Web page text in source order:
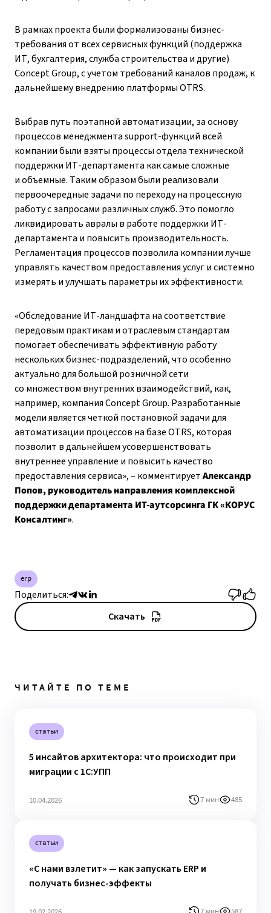
В рамках проекта были формализованы бизнес-
требования от всех сервисных функций (поддержка
ИТ, бухгалтерия, служба строительства и другие)
Concept Group, с учетом требований каналов продаж, к
дальнейшему внедрению платформы OTRS.
Выбрав путь поэтапной автоматизации, за основу
процессов менеджмента support-функций всей
компании были взяты процессы отдела технической
поддержки ИТ-департамента как самые сложные
и объемные. Таким образом были реализовали
первоочередные задачи по переходу на процессную
работу с запросами различных служб. Это помогло
ликвидировать авралы в работе поддержки ИТ-
департамента и повысить производительность.
Регламентация процессов позволила компании лучше
управлять качеством предоставления услуг и системно
измерять и улучшать параметры их эффективности.
«Обследование ИТ-ландшафта на соответствие
передовым практикам и отраслевым стандартам
помогает обеспечивать эффективную работу
нескольких бизнес-подразделений, что особенно
актуально для большой розничной сети
со множеством внутренних взаимодействий, как,
например, компания Concept Group. Разработанные
модели является четкой постановкой задачи для
автоматизации процессов на базе OTRS, которая
позволит в дальнейшем усовершенствовать
внутреннее управление и повысить качество
предоставления сервиса», – комментируетАлександр
Попов, руководитель направления комплексной
поддержки департамента ИТ-аутсорсинга ГК «КОРУС
Консалтинг».
erp
Поделиться:
Скачать
ЧИТАЙТЕ ПО ТЕМЕ
статьи
5 инсайтов архитектора: что происходит при
миграции с 1С:УПП
10.04.2026 7 мин 485
статьи
«С нами взлетит» — как запускать ERP и
получать бизнес-эффекты
7 мин 587